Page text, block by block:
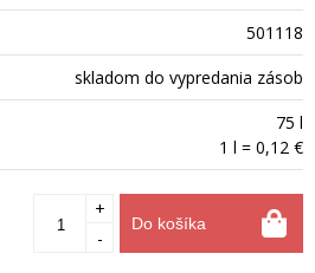
501118
skladom do vypredania zásob
75 l
1 l = 0,12 €
Do košíka
+
-